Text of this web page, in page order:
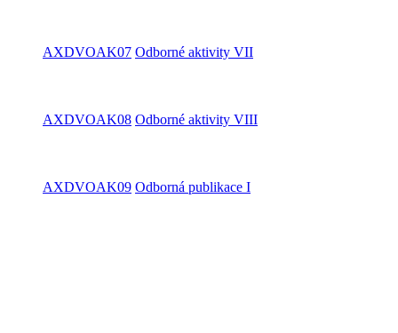
AXDVOAK07 Odborné aktivity VII
AXDVOAK08 Odborné aktivity VIII
AXDVOAK09 Odborná publikace I